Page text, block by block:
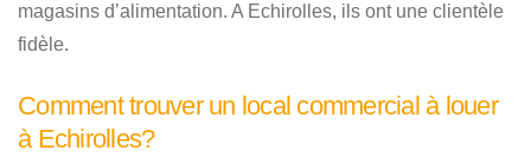
magasins d’alimentation. A Echirolles, ils ont une clientèle
fidèle.
Comment trouver un local commercial à louer
à Echirolles?